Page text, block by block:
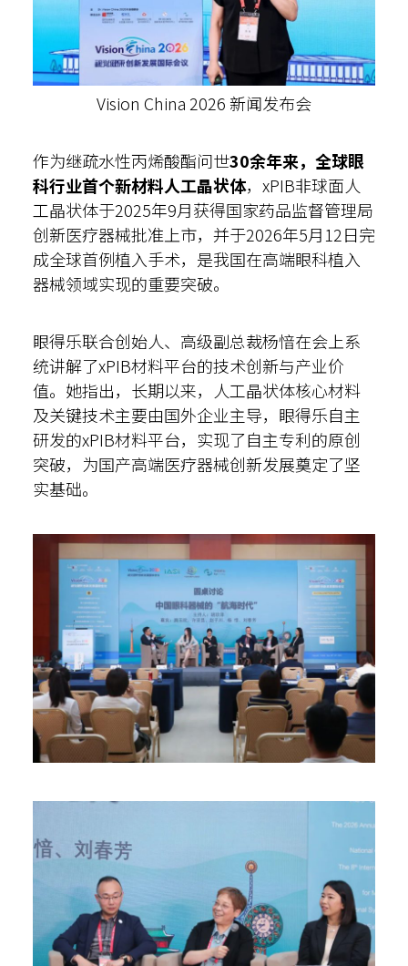
Vision China 2026 新闻发布会
作为继疏水性丙烯酸酯问世30余年来，全球眼
科行业首个新材料人工晶状体，xPIB非球面人
工晶状体于2025年9月获得国家药品监督管理局
创新医疗器械批准上市，并于2026年5月12日完
成全球首例植入手术，是我国在高端眼科植入
器械领域实现的重要突破。
眼得乐联合创始人、高级副总裁杨愔在会上系
统讲解了xPIB材料平台的技术创新与产业价
值。她指出，长期以来，人工晶状体核心材料
及关键技术主要由国外企业主导，眼得乐自主
研发的xPIB材料平台，实现了自主专利的原创
突破，为国产高端医疗器械创新发展奠定了坚
实基础。